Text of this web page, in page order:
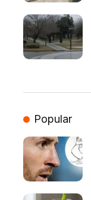
Popular